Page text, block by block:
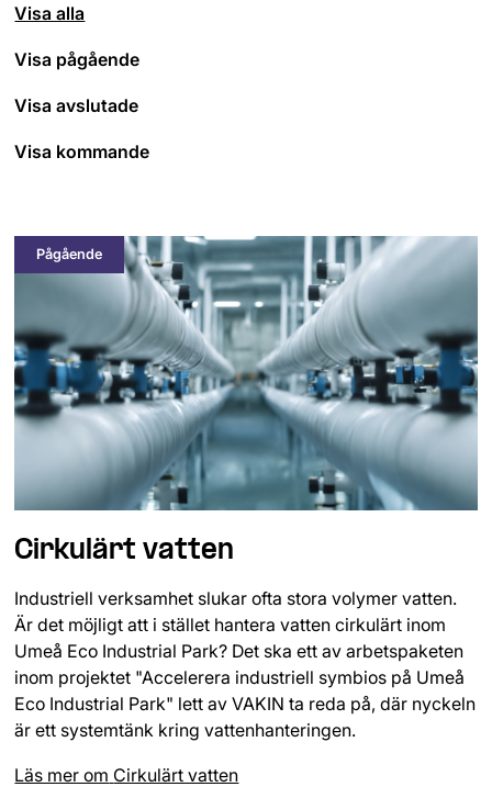
Visa alla
Visa pågående
Visa avslutade
Visa kommande
Pågående
Cirkulärt vatten
Industriell verksamhet slukar ofta stora volymer vatten.
Är det möjligt att i stället hantera vatten cirkulärt inom
Umeå Eco Industrial Park? Det ska ett av arbetspaketen
inom projektet "Accelerera industriell symbios på Umeå
Eco Industrial Park" lett av VAKIN ta reda på, där nyckeln
är ett systemtänk kring vattenhanteringen.
Läs mer om Cirkulärt vatten